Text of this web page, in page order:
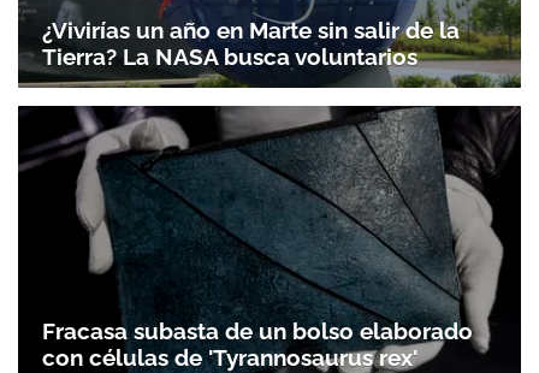
¿Vivirías un año en Marte sin salir de la
Tierra? La NASA busca voluntarios
Fracasa subasta de un bolso elaborado
con células de 'Tyrannosaurus rex'